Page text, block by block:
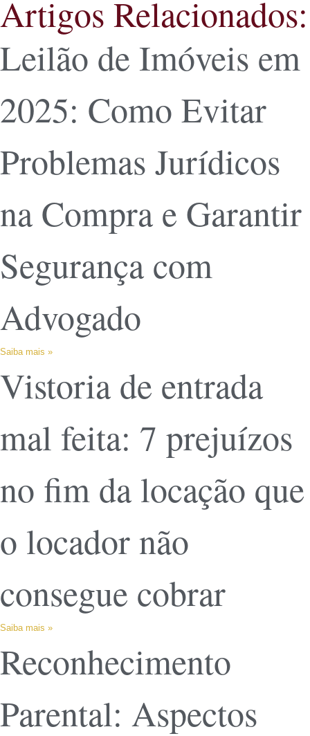
Artigos Relacionados:
Leilão de Imóveis em
2025: Como Evitar
Problemas Jurídicos
na Compra e Garantir
Segurança com
Advogado
Saiba mais »
Vistoria de entrada
mal feita: 7 prejuízos
no fim da locação que
o locador não
consegue cobrar
Saiba mais »
Reconhecimento
Parental: Aspectos